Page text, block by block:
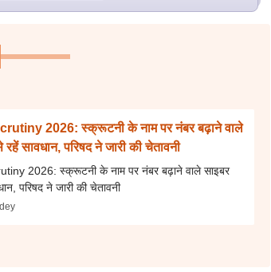
2026: स्क्रूटनी के नाम पर नंबर बढ़ाने वाले
रहें सावधान, परिषद ने जारी की चेतावनी
2026: स्क्रूटनी के नाम पर नंबर बढ़ाने वाले साइबर
परिषद ने जारी की चेतावनी